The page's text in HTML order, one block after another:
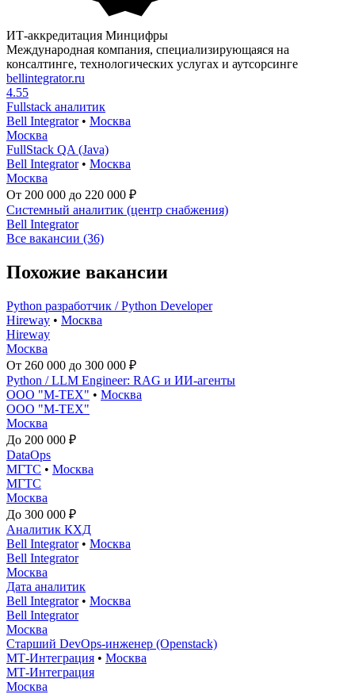
ИТ-аккредитация Минцифры
Международная компания, специализирующаяся на
консалтинге, технологических услугах и аутсорсинге
bellintegrator.ru
4.55
Fullstack аналитик
Bell Integrator• Москва
Москва
FullStack QA (Java)
Bell Integrator• Москва
Москва
От 200 000 до 220 000 ₽
Системный аналитик (центр снабжения)
Bell Integrator
Все вакансии (36)
Похожие вакансии
Python разработчик / Python Developer
Hireway • Москва
Hireway
Москва
От 260 000 до 300 000 ₽
Python / LLM Engineer: RAG и ИИ-агенты
ООО "М-ТЕХ" • Москва
ООО "М-ТЕХ"
Москва
До 200 000 ₽
DataOps
МГТС • Москва
МГТС
Москва
До 300 000 ₽
Аналитик КХД
Bell Integrator• Москва
Bell Integrator
Москва
Дата аналитик
Bell Integrator• Москва
Bell Integrator
Москва
Старший DevOps-инженер (Openstack)
МТ-Интеграция • Москва
МТ-Интеграция
Москва